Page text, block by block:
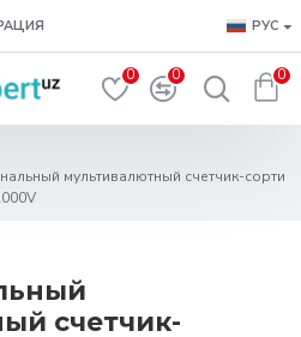
РУС
0 0 0
мультивалютный счетчик-сорти
счетчик-